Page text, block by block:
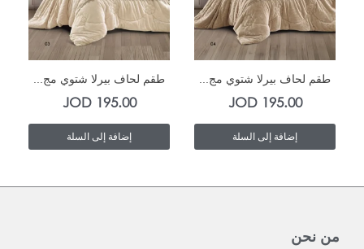
In Stock
طقم لحاف بيرلا شتوي مج...
195.00
JOD
إضافة إلى السلة
In Stock
طقم لحاف بيرلا شتوي مج...
195.00
JOD
إضافة إلى السلة
من نحن